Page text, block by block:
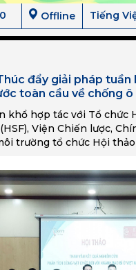
Offline Tiếng
đẩy giải pháp tuần
toàn cầu về chống ô
khổ hợp tác với Tổ chức
Viện Chiến lược,
trường tổ chức Hội thảo